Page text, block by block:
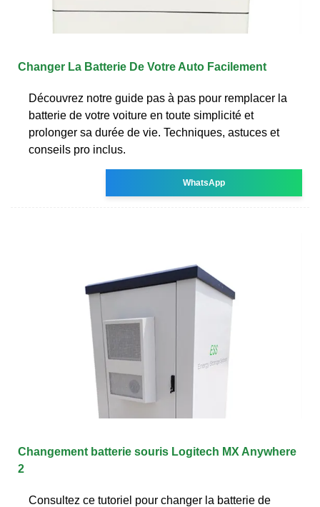
Changer La Batterie De Votre Auto Facilement
Découvrez notre guide pas à pas pour remplacer la
batterie de votre voiture en toute simplicité et
prolonger sa durée de vie. Techniques, astuces et
conseils pro inclus.
WhatsApp
Changement batterie souris Logitech MX Anywhere
2
Consultez ce tutoriel pour changer la batterie de